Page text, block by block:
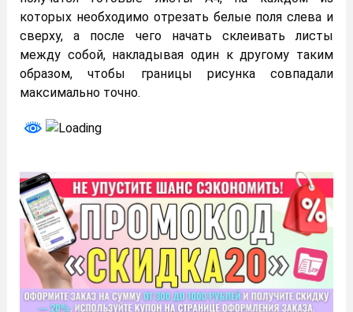
которых необходимо отрезать белые поля слева и
сверху, а после чего начать склеивать листы
между собой, накладывая один к другому таким
образом, чтобы границы рисунка совпадали
максимально точно.